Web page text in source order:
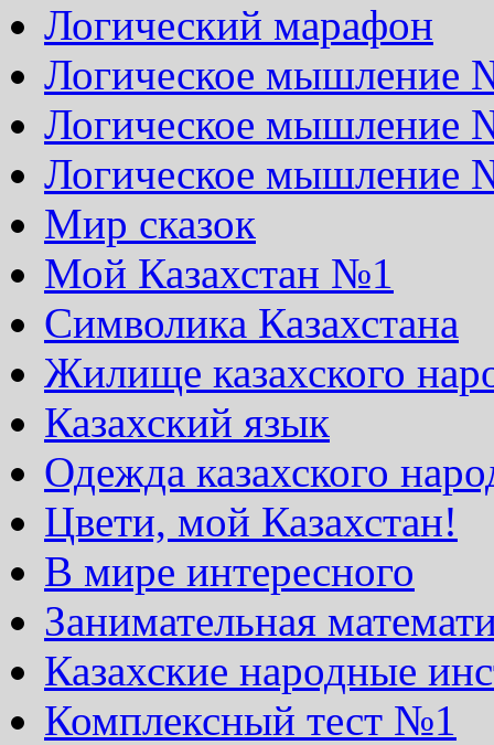
Логический марафон
Логическое мышление
Логическое мышление
Логическое мышление
Мир сказок
Мой Казахстан №1
Символика Казахстана
Жилище казахского
Казахский язык
Одежда казахского
Цвети, мой Казахстан!
В мире интересного
Занимательная
Казахские народные
Комплексный тест №1